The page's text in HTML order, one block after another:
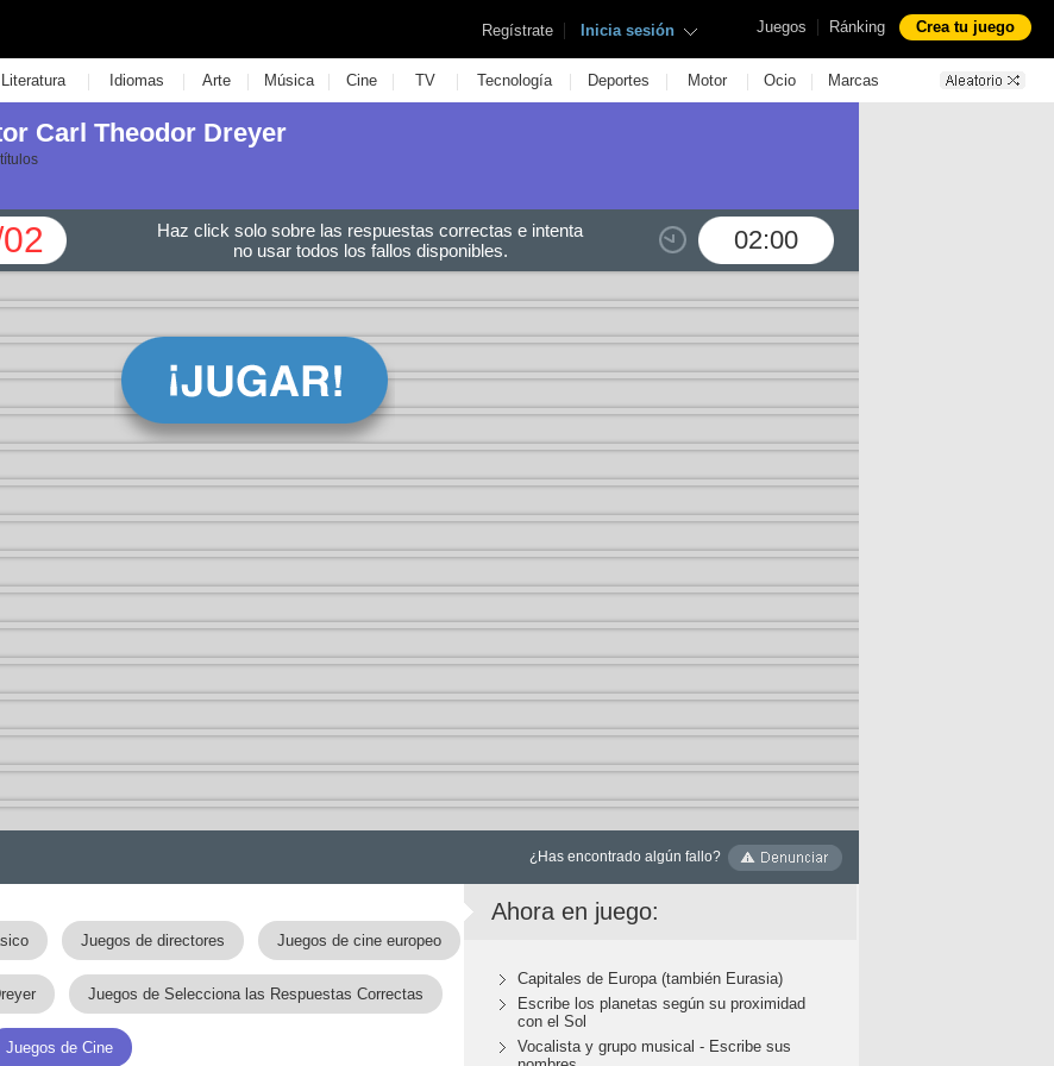
Juegos | Ránking Crea tu juego
Regístrate | Inicia sesión
Literatura | Idiomas | Arte | Música | Cine | TV | Tecnología | Deportes | Motor | Ocio | Marcas
Carl Theodor Dreyer
02:00
Haz click solo sobre las respuestas correctas e intenta
no usar todos los fallos disponibles.
¿Has encontrado algún fallo?
Juegos de directores Juegos de cine europeo
Juegos de Selecciona las Respuestas Correctas
Juegos de Cine
Ahora en juego:
Capitales de Europa (también Eurasia)
Escribe los planetas según su proximidad
con el Sol
Vocalista y grupo musical - Escribe sus